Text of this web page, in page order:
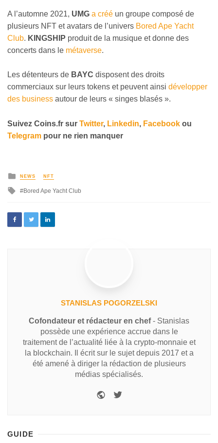
A l’automne 2021, UMG a créé un groupe composé de
plusieurs NFT et avatars de l’univers Bored Ape Yacht
Club. KINGSHIP produit de la musique et donne des
concerts dans le métaverse.
Les détenteurs de BAYC disposent des droits
commerciaux sur leurs tokens et peuvent ainsi développer
des business autour de leurs « singes blasés ».
Suivez Coins.fr sur Twitter, Linkedin, Facebook ou
Telegram pour ne rien manquer
NEWS NFT
Bored Ape Yacht Club
STANISLAS POGORZELSKI
Cofondateur et rédacteur en chef- Stanislas
possède une expérience accrue dans le
traitement de l’actualité liée à la crypto-monnaie et
la blockchain. Il écrit sur le sujet depuis 2017 et a
été amené à diriger la rédaction de plusieurs
médias spécialisés.
GUIDE